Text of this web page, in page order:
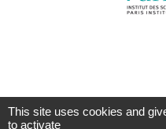
This site uses cookies and
to activate